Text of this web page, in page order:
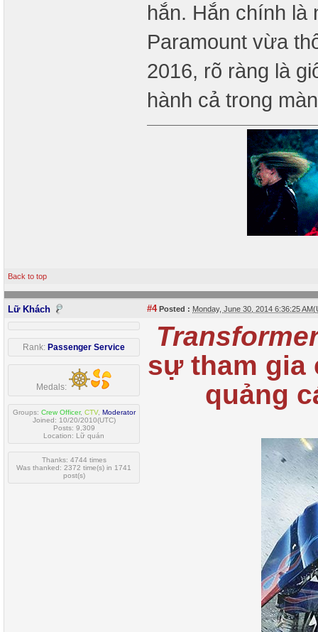
hắn. Hắn chính là
Paramount vừa
2016, rõ ràng là
hành cả trong
Back to top
Lữ Khách #4Posted : Monday, June 30, 2014 6:36:25
Rank: Passenger Service
Medals:
Groups: Crew Officer, CTV, Moderator
Joined: 10/20/2010(UTC)
Posts: 9,309
Location: Lữ quán
Thanks: 4744 times
Was thanked: 2372 time(s) in 1741
post(s)
sự tham gia
quảng